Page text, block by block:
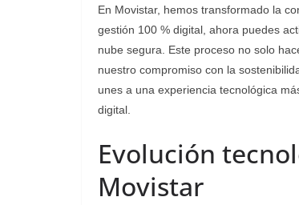
En Movistar, hemos transformado la
gestión 100 % digital, ahora puedes
nube segura. Este proceso no solo
nuestro compromiso con la
unes a una experiencia tecnológica
digital.
Evolución
Movistar